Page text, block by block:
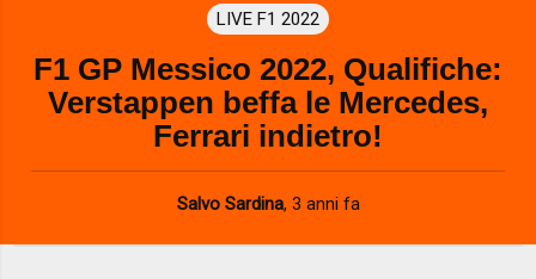
LIVE F1 2022
F1 GP Messico 2022, Qualifiche:
Verstappen beffa le Mercedes,
Ferrari indietro!
Salvo Sardina, 3 anni fa